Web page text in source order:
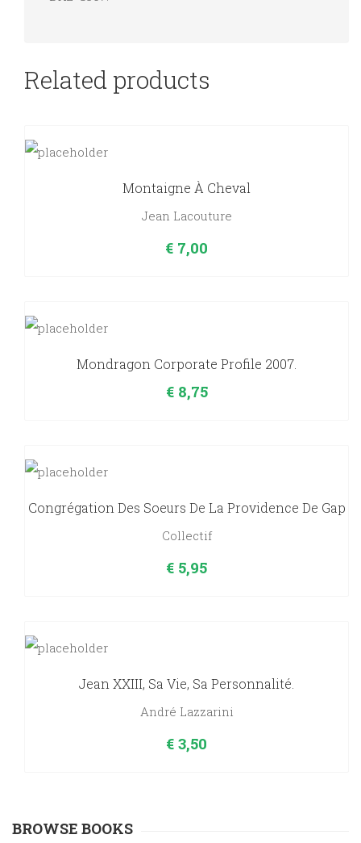
Related products
Montaigne À Cheval
Jean Lacouture
€ 7,00
Mondragon Corporate Profile 2007.
€8,75
Congrégation Des Soeurs De La Providence De Gap
Collectif
€ 5,95
Jean XXIII, Sa Vie, Sa Personnalité.
André Lazzarini
€ 3,50
BROWSE BOOKS